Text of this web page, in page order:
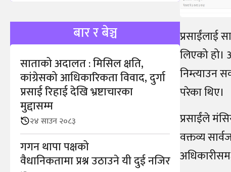
बार र बेञ्च
साताको अदालत : मिसिल क्षति,
कांग्रेसको आधिकारिकता विवाद, दुर्गा
प्रसाई रिहाई देखि भ्रष्टाचारका
मुद्दासम्म
२४ साउन २०८३
गगन थापा पक्षको
वैधानिकतामा प्रश्न उठाउने यी दुई नजिर
प्रसाईंलाई
लिएको हो।
निम्त्याउन
परेका थिए।
प्रसाईंले
वक्तव्य